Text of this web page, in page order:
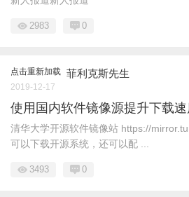
2983 0
点击重新加载 菲利克斯先生
2019-12-17
使用国内软件镜像源提升下载速
清华大学开源软件镜像站 https://
可以下载开源系统，还可以配 ...
3493 0